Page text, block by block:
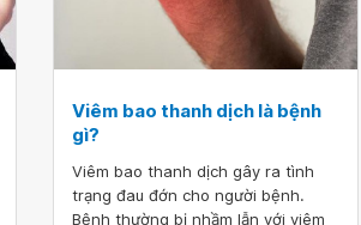
Viêm bao thanh dịch là bệnh
gì?
Viêm bao thanh dịch gây ra tình
trạng đau đớn cho người bệnh.
Bệnh thường bị nhầm lẫn với viêm